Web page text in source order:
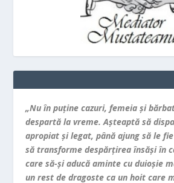
„Nu în puţine cazuri, femeia şi
despartă la vreme. Aşteaptă să
apropiat şi legat, până ajung să le
să transforme despărţirea însăşi în
care să-şi aducă aminte cu duioşie
un rest de dragoste ca un hoit care